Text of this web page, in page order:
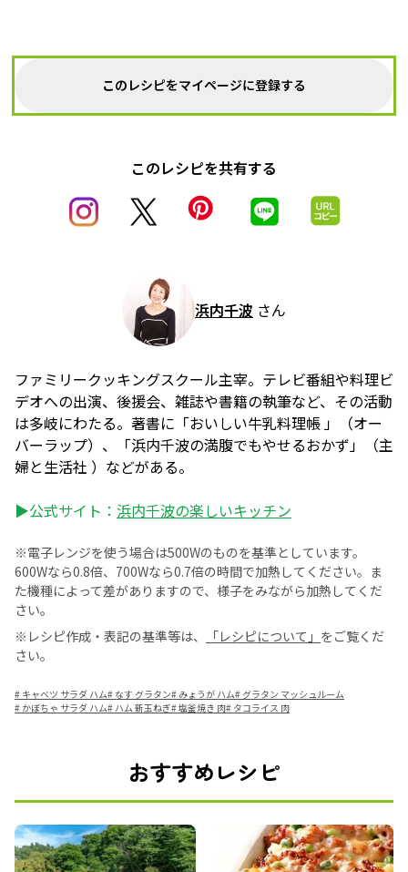
このレシピをマイページに登録する
このレシピを共有する
浜内千波 さん
ファミリークッキングスクール主宰。テレビ番組や料理ビ
デオへの出演、後援会、雑誌や書籍の執筆など、その活動
は多岐にわたる。著書に「おいしい牛乳料理帳 」（オー
バーラップ）、「浜内千波の満腹でもやせるおかず」（主
婦と生活社 ）などがある。
▶公式サイト： 浜内千波の楽しいキッチン
※電子レンジを使う場合は500Wのものを基準としています。
600Wなら0.8倍、700Wなら0.7倍の時間で加熱してください。ま
た機種によって差がありますので、様子をみながら加熱してくだ
さい。
※レシピ作成・表記の基準等は、
「レシピについて」 をご覧くだ
さい。
# キャベツ サラダ ハム# なす グラタン# みょうが ハム# グラタン マッシュルーム
# かぼちゃ サラダ ハム# ハム 新玉ねぎ#塩釜焼き 肉# タコライス 肉
おすすめレシピ